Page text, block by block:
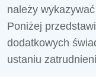
należy
Poniżej
dodatkowych
ustaniu